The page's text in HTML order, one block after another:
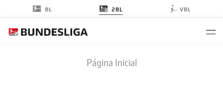
BL 2BL VBL
Página Inicial
STP SGF